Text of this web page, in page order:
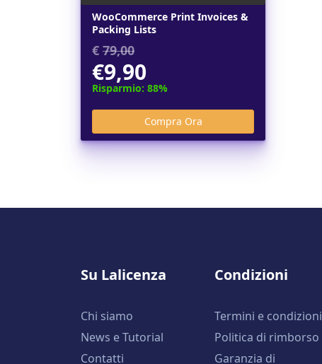
WooCommerce Print Invoices &
Packing Lists
€ 79,00
€9,90
Risparmio: 88%
Su Lalicenza
Chi siamo
News e Tutorial
Contatti
Condizioni
Termini e condizioni
Politica di rimborso
Garanzia di